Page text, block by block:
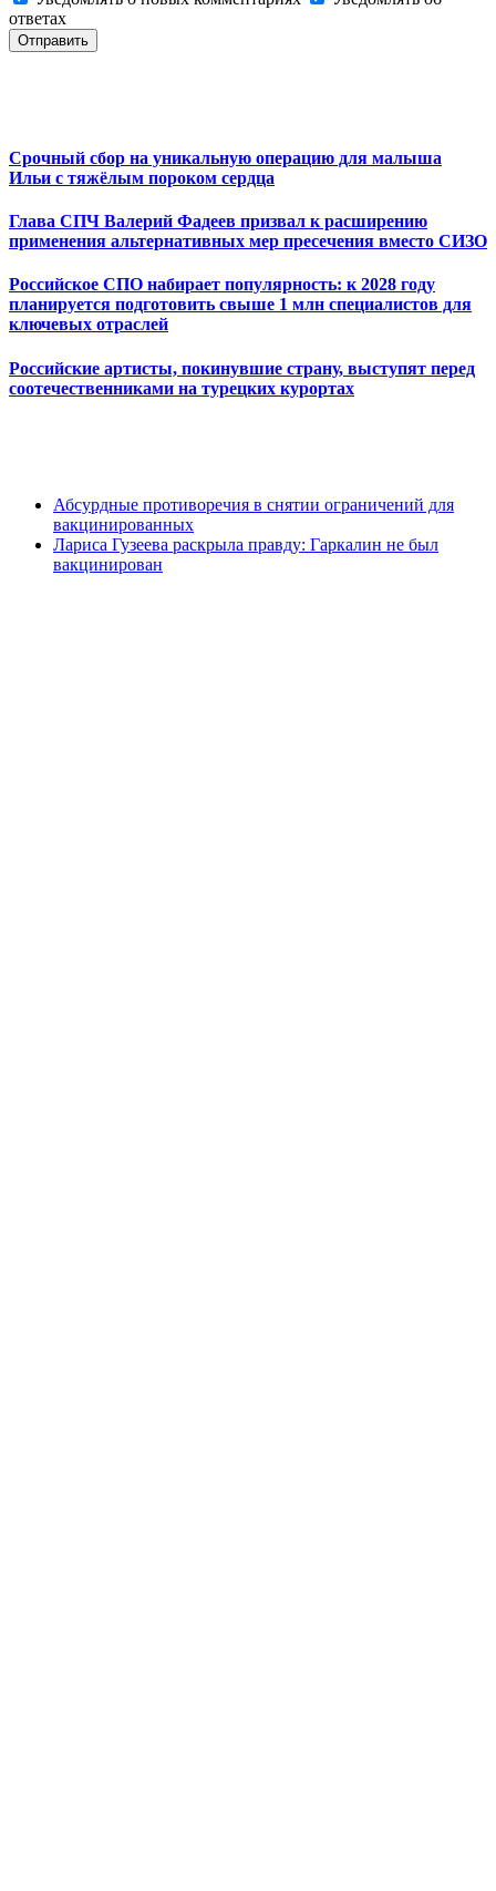
ответах
Отправить
Срочный сбор на уникальную операцию для малыша
Ильи с тяжёлым пороком сердца
Глава СПЧ Валерий Фадеев призвал к расширению
применения альтернативных мер пресечения вместо СИЗО
Российское СПО набирает популярность: к 2028 году
планируется подготовить свыше 1 млн специалистов для
ключевых отраслей
Российские артисты, покинувшие страну, выступят перед
соотечественниками на турецких курортах
Абсурдные противоречия в снятии ограничений для
вакцинированных
Лариса Гузеева раскрыла правду: Гаркалин не был
вакцинирован